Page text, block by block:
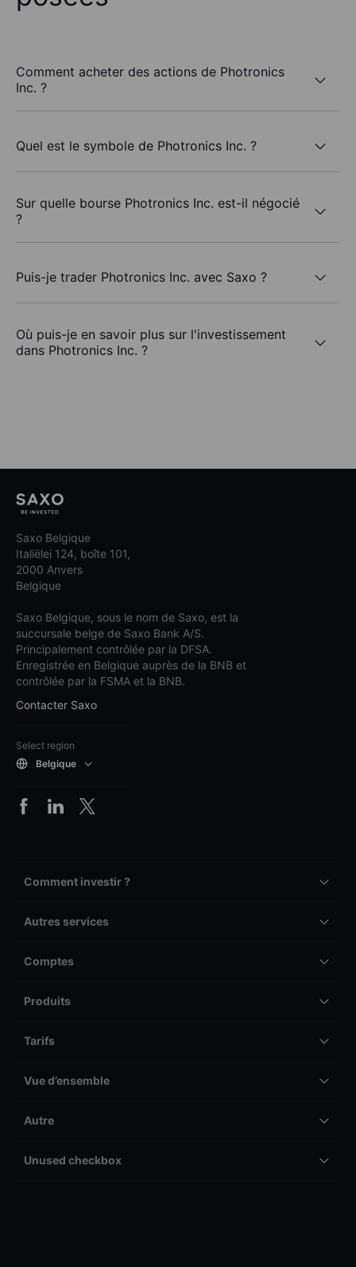
Comment acheter des actions de Photronics
Inc. ?
Quel est le symbole de Photronics Inc. ?
Sur quelle bourse Photronics Inc. est-il négocié
?
Puis-je trader Photronics Inc. avec Saxo ?
Où puis-je en savoir plus sur l'investissement
dans Photronics Inc. ?
Saxo Belgique
Italiëlei 124, boîte 101,
2000 Anvers
Belgique
Saxo Belgique, sous le nom de Saxo, est la
succursale belge de Saxo Bank A/S.
Principalement contrôlée par la DFSA.
Enregistrée en Belgique auprès de la BNB et
contrôlée par la FSMA et la BNB.
Contacter Saxo
Select region
Belgique
Comment investir ?
Autres services
Comptes
Produits
Tarifs
Vue d’ensemble
Autre
Unused checkbox